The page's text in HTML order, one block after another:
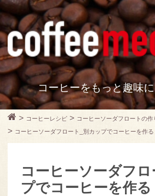
コーヒーをもっと趣味に
> コーヒーレシピ > コーヒーソーダフロートの作
> コーヒーソーダフロート_別カップでコーヒーを作る
コーヒーソーダフロ
プでコーヒーを作る